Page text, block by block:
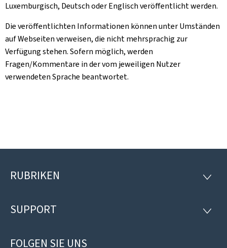
Luxemburgisch, Deutsch oder Englisch veröffentlicht werden.
Die veröffentlichten Informationen können unter Umständen
auf Webseiten verweisen, die nicht mehrsprachig zur
Verfügung stehen. Sofern möglich, werden
Fragen/Kommentare in der vom jeweiligen Nutzer
verwendeten Sprache beantwortet.
Footer
RUBRIKEN
SUPPORT
FOLGEN SIE UNS